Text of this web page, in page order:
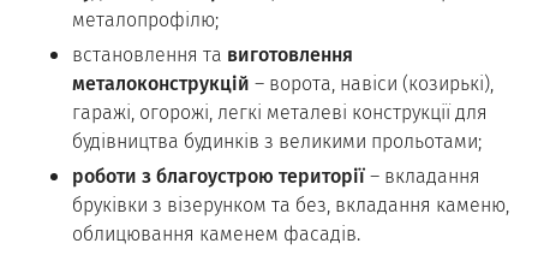
металопрофілю;
встановлення та виготовлення
металоконструкцій – ворота, навіси (козирькі),
гаражі, огорожі, легкі металеві конструкції для
будівництва будинків з великими прольотами;
роботи з благоустрою території– вкладання
бруківки з візерунком та без, вкладання каменю,
облицювання каменем фасадів.